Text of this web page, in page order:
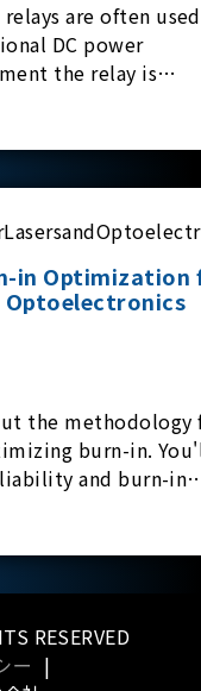
are often
DC power
the relay is
an
in Optimization
Optoelectronics
the methodology
burn-in.
and burn-in
RESERVED
ー |